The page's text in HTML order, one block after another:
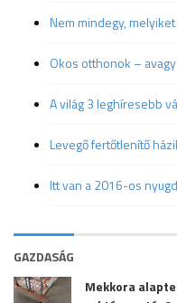
Nem mindegy,
Okos otthonok –
A világ 3 leghíresebb
Levegő fertőtlenítő
Itt van a 2016-os
GAZDASÁG
Mekkora